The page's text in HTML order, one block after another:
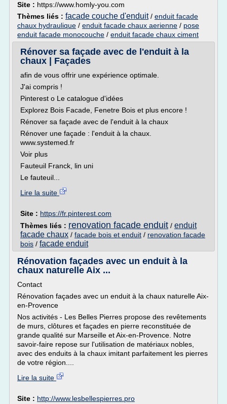
Site : https://www.homly-you.com
Thèmes liés : facade couche d'enduit/ enduit facade
chaux hydraulique / enduit facade chaux aerienne / pose
enduit facade monocouche / enduit facade chaux ciment
Rénover sa façade avec de l'enduit à la
chaux | Façades
afin de vous offrir une expérience optimale.
J'ai compris !
Pinterest o Le catalogue d'idées
Explorez Bois Facade, Fenetre Bois et plus encore !
Rénover sa façade avec de l'enduit à la chaux
Rénover une façade : l'enduit à la chaux.
www.systemed.fr
Voir plus
Fauteuil Franck, lin uni
Le fauteuil...
Lire la suite
Site : https://fr.pinterest.com
Thèmes liés : renovation facade enduit / enduit
facade chaux / facade bois et enduit / renovation facade
bois / facade enduit
Rénovation façades avec un enduit à la
chaux naturelle Aix ...
Contact
Rénovation façades avec un enduit à la chaux naturelle Aix-
en-Provence
Nos activités - Les Belles Pierres propose des revêtements
de murs, clôtures et façades en pierre reconstituée de
grande qualité sur Marseille et Aix-en-Provence. Notre
savoir-faire repose sur l'utilisation de matériaux nobles,
avec des enduits à la chaux imitant parfaitement les pierres
de votre région....
Lire la suite
Site : http://www.lesbellespierres.pro